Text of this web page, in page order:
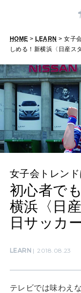
[12星座
算
HOME > LEARN > 女子
しめる！新横浜〈日産ス
女子会トレンド
初心者で
横浜〈日
日サッカ
LEARN 2018.08.23
テレビでは味わえ